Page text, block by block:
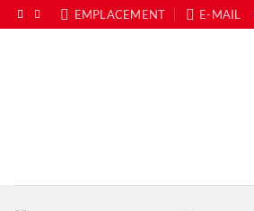
Passer
au
EMPLACEMENT E-MAIL